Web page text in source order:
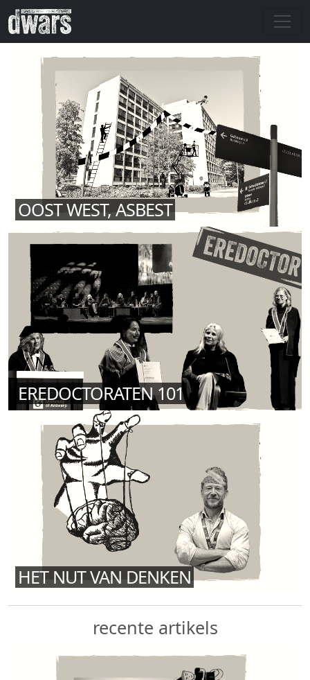
Overslaan en naar de inhoud gaan
OOST WEST, ASBEST
EREDOCTORATEN 101
HET NUT VAN DENKEN
recente artikels